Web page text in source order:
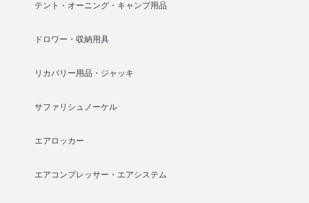
テント・オーニング・キャンプ用品
ドロワー・収納用具
リカバリー用品・ジャッキ
サファリシュノーケル
エアロッカー
エアコンプレッサー・エアシステム